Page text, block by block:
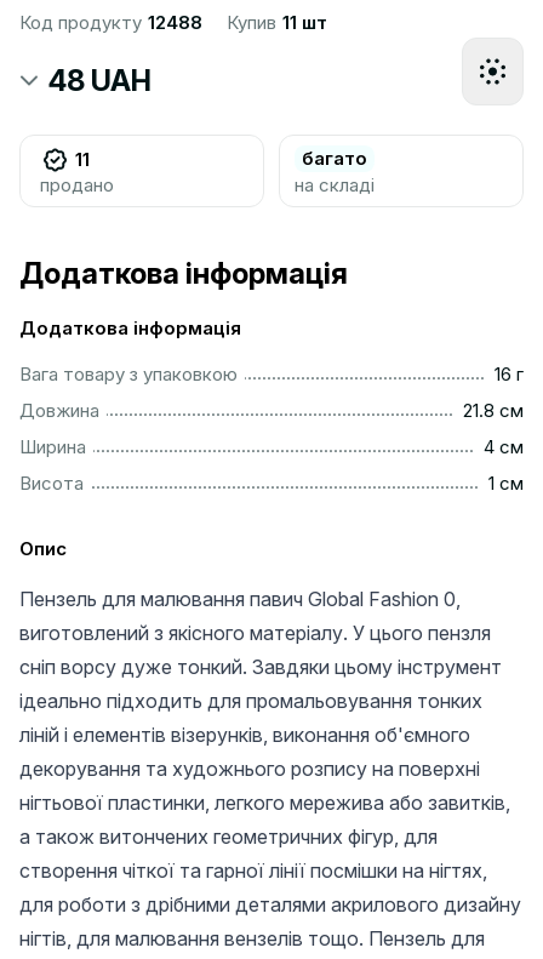
Код продукту 12488 Купив 11 шт
48 UAH
11
продано
багато
на складі
Додаткова інформація
Додаткова інформація
Вага товару з упаковкою
16 г
Довжина
21.8 см
Ширина
4 см
Висота
1 см
Опис
Пензель для малювання павич Global Fashion 0,
виготовлений з якісного матеріалу. У цього пензля
сніп ворсу дуже тонкий. Завдяки цьому інструмент
ідеально підходить для промальовування тонких
ліній і елементів візерунків, виконання об'ємного
декорування та художнього розпису на поверхні
нігтьової пластинки, легкого мережива або завитків,
а також витончених геометричних фігур, для
створення чіткої та гарної лінії посмішки на нігтях,
для роботи з дрібними деталями акрилового дизайну
нігтів, для малювання вензелів тощо. Пензель для